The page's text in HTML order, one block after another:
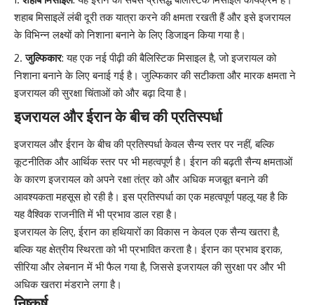
शहाब मिसाइलें लंबी दूरी तक यात्रा करने की क्षमता रखती हैं और इसे इजरायल
के विभिन्न लक्ष्यों को निशाना बनाने के लिए डिजाइन किया गया है।
जुल्फिकार: यह एक नई पीढ़ी की बैलिस्टिक मिसाइल है, जो इजरायल को
निशाना बनाने के लिए बनाई गई है। जुल्फिकार की सटीकता और मारक क्षमता ने
इजरायल की सुरक्षा चिंताओं को और बढ़ा दिया है।
इजरायल और ईरान के बीच की प्रतिस्पर्धा
इजरायल और ईरान के बीच की प्रतिस्पर्धा केवल सैन्य स्तर पर नहीं, बल्कि
कूटनीतिक और आर्थिक स्तर पर भी महत्वपूर्ण है। ईरान की बढ़ती सैन्य क्षमताओं
के कारण इजरायल को अपने रक्षा तंत्र को और अधिक मजबूत बनाने की
आवश्यकता महसूस हो रही है। इस प्रतिस्पर्धा का एक महत्वपूर्ण पहलू यह है कि
यह वैश्विक राजनीति में भी प्रभाव डाल रहा है।
इजरायल के लिए, ईरान का हथियारों का विकास न केवल एक सैन्य खतरा है,
बल्कि यह क्षेत्रीय स्थिरता को भी प्रभावित करता है। ईरान का प्रभाव इराक,
सीरिया और लेबनान में भी फैल गया है, जिससे इजरायल की सुरक्षा पर और भी
अधिक खतरा मंडराने लगा है।